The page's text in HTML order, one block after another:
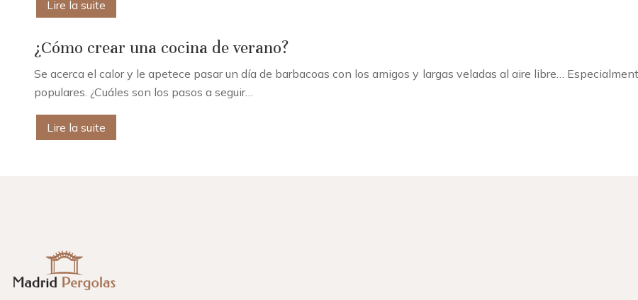
Lire la suite
¿Cómo crear una cocina de verano?
Se acerca el calor y le apetece pasar un día de barbacoas con los amigos y largas veladas al aire libre…
populares. ¿Cuáles son los pasos a seguir…
Lire la suite